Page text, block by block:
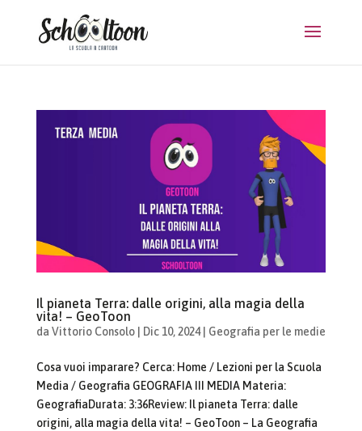
Il pianeta Terra: dalle origini, alla magia della
vita! – GeoToon
da Vittorio Consolo| Dic 10, 2024| Geografia per le medie
Cosa vuoi imparare? Cerca: Home / Lezioni per la Scuola
Media / Geografia GEOGRAFIA III MEDIA Materia:
GeografiaDurata: 3:36Review: Il pianeta Terra: dalle
origini, alla magia della vita! – GeoToon – La Geografia